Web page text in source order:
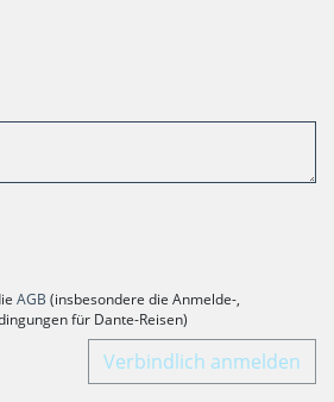
AGB (insbesondere die Anmelde-,
für Dante-Reisen)
Verbindlich anmelden